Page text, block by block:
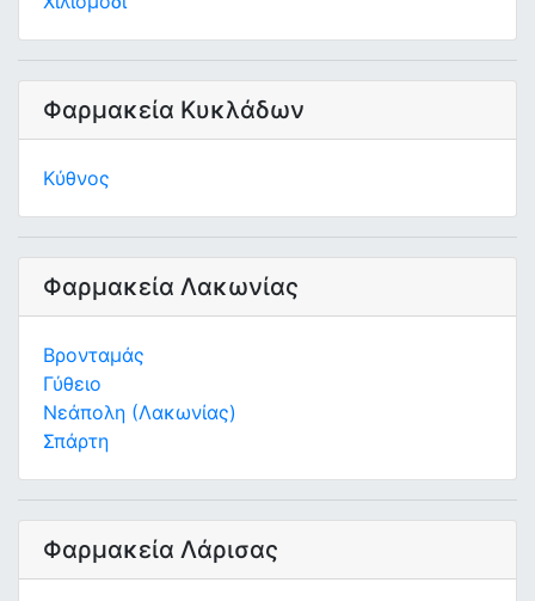
Φαρμακεία Κυκλάδων
Κύθνος
Φαρμακεία Λακωνίας
Βρονταμάς
Γύθειο
Νεάπολη (Λακωνίας)
Σπάρτη
Φαρμακεία Λάρισας